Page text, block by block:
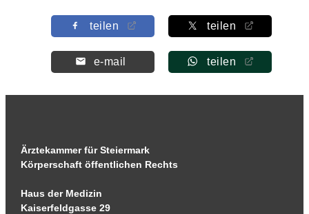
teilen teilen
e-mail teilen
Ärztekammer für Steiermark
Körperschaft öffentlichen Rechts
Haus der Medizin
Kaiserfeldgasse 29